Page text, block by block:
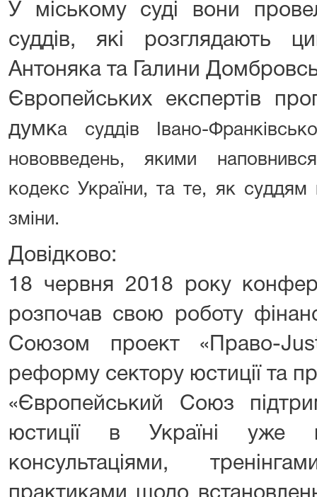
У міському суді вони
суддів, які розглядають
Антоняка та Галини
Європейських експертів
думка суддів Івано-
нововведень, якими
кодекс України, та те, як суддям
зміни.
Довідково:
18 червня 2018 року
розпочав свою роботу
Союзом проект «Право-
реформу сектору юстиції та
«Європейський Союз
юстиції в Україні уже
консультаціями,